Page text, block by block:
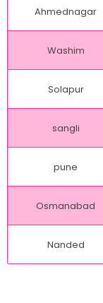
Ahmednagar
Washim
Solapur
sangli
pune
Osmanabad
Nanded